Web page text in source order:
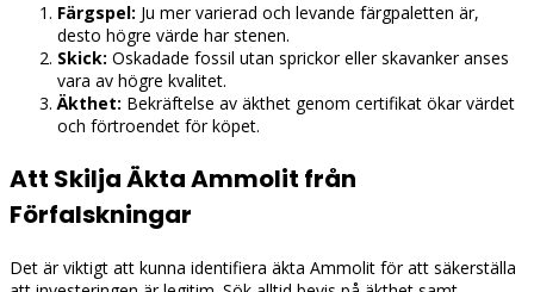
Färgspel: Ju mer varierad och levande färgpaletten är,
desto högre värde har stenen.
Skick: Oskadade fossil utan sprickor eller skavanker anses
vara av högre kvalitet.
Äkthet: Bekräftelse av äkthet genom certifikat ökar värdet
och förtroendet för köpet.
Att Skilja Äkta Ammolit från
Förfalskningar
Det är viktigt att kunna identifiera äkta Ammolit för att säkerställa